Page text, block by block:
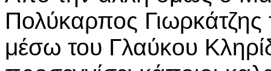
Πολύκαρπος Γιωρκάτζης
μέσω του Γλαύκου